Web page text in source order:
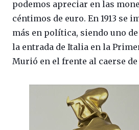
podemos apreciar en las
céntimos de euro. En 1913 se
más en política, siendo uno
la entrada de Italia en la
Murió en el frente al caerse de